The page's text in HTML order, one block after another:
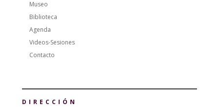
Museo
Biblioteca
Agenda
Videos-Sesiones
Contacto
DIRECCIÓN